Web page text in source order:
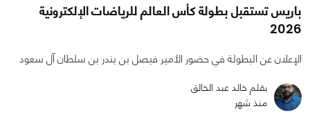
باريس تستقبل بطولة كأس العالم للرياضات الإلكترونية
2026
الإعلان عن البطولة في حضور الأمير فيصل بن بندر بن سلطان آل سعود
بقلم خالد عبد الخالق
منذ شهر